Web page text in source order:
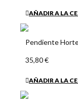
AÑADIR A LA
Pendiente
35,80 €
AÑADIR A LA